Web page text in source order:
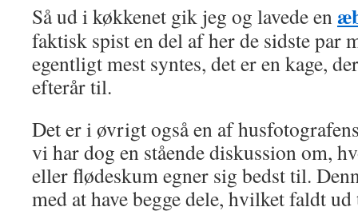
Så ud i køkkenet gik jeg og lavede en
faktisk spist en del af her de sidste par
egentligt mest syntes, det er en kage,
efterår til.
Det er i øvrigt også en af
vi har dog en stående diskussion om,
eller flødeskum egner sig bedst til.
med at have begge dele, hvilket faldt